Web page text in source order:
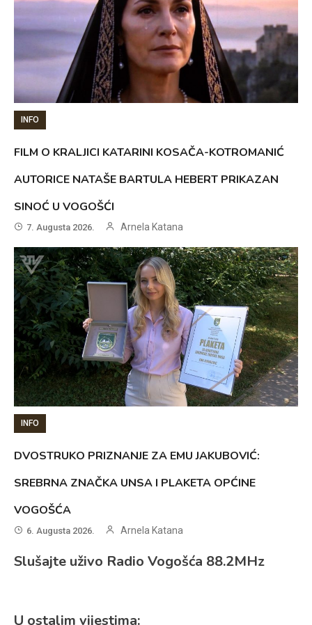
INFO
FILM O KRALJICI KATARINI KOSAČA-KOTROMANIĆ
AUTORICE NATAŠE BARTULA HEBERT PRIKAZAN
SINOĆ U VOGOŠĆI
7. Augusta 2026. Arnela Katana
INFO
DVOSTRUKO PRIZNANJE ZA EMU JAKUBOVIĆ:
SREBRNA ZNAČKA UNSA I PLAKETA OPĆINE
VOGOŠĆA
6. Augusta 2026. Arnela Katana
Slušajte uživo Radio Vogošća 88.2MHz
U ostalim vijestima: